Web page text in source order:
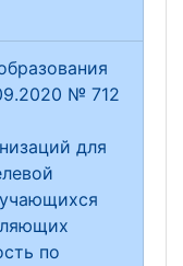
№ 712
для
по